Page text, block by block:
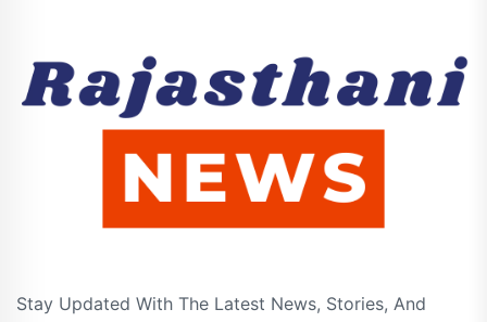
Stay Updated With The Latest News, Stories, And